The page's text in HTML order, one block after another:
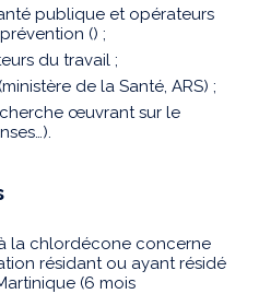
publique et opérateurs
() ;
du travail ;
de la Santé, ARS) ;
œuvrant sur le
la chlordécone concerne
résidant ou ayant résidé
(6 mois